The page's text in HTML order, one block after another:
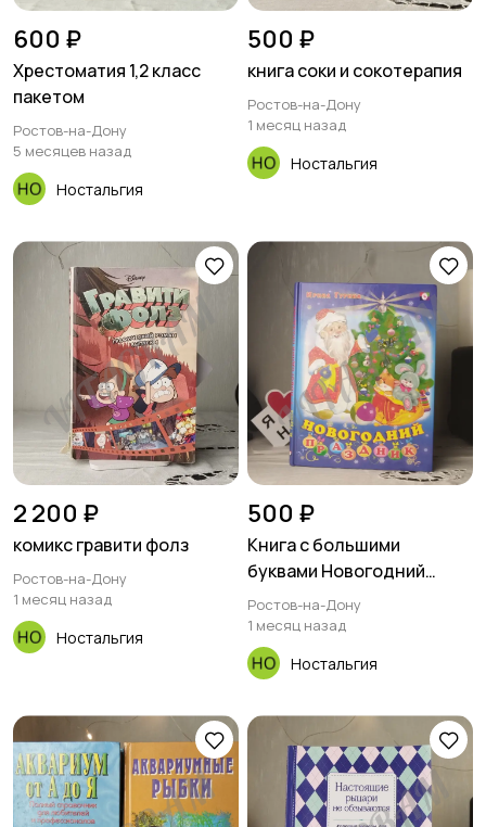
600 ₽
Хрестоматия 1,2 класс
пакетом
Ростов-на-Дону
5 месяцев назад
Ностальгия
500 ₽
книга соки и сокотерапия
Ростов-на-Дону
1 месяц назад
Ностальгия
2 200 ₽
комикс гравити фолз
Ростов-на-Дону
1 месяц назад
Ностальгия
500 ₽
Книга с большими
буквами Новогодний
праздник Ирина
Гурина.новогодний
праздникДля младшего
возрастаСтихи И. В.
ФАТТАХОВА
Ростов-на-Дону
1 месяц назад
Ностальгия